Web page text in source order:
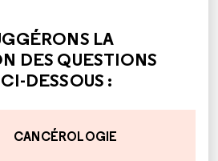
LA
DES QUESTIONS
DESSOUS :
CANCÉROLOGIE